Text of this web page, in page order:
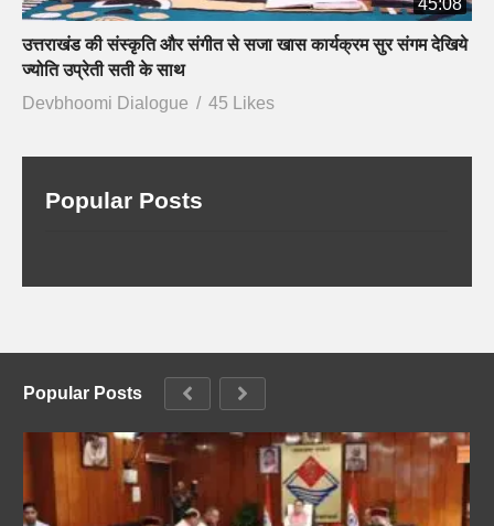
45:08
उत्तराखंड की संस्कृति और संगीत से सजा खास कार्यक्रम सुर संगम देखिये
ज्योति उप्रेती सती के साथ
Devbhoomi Dialogue
45 Likes
Popular Posts
Popular Posts